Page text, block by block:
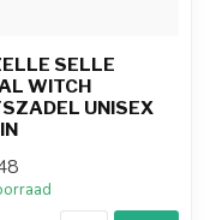
SELLE
WITCH
UNISEX